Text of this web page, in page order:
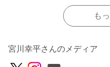
も
宮川幸平さんのメディア